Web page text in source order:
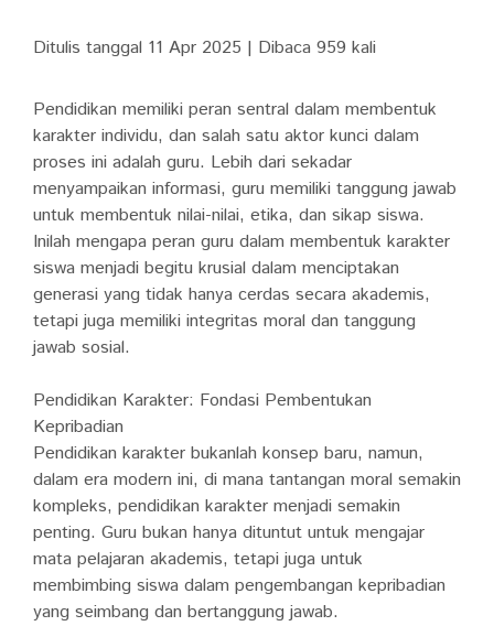
Ditulis tanggal 11 Apr 2025 | Dibaca 959 kali
Pendidikan memiliki peran sentral dalam membentuk
karakter individu, dan salah satu aktor kunci dalam
proses ini adalah guru. Lebih dari sekadar
menyampaikan informasi, guru memiliki tanggung jawab
untuk membentuk nilai-nilai, etika, dan sikap siswa.
Inilah mengapa peran guru dalam membentuk karakter
siswa menjadi begitu krusial dalam menciptakan
generasi yang tidak hanya cerdas secara akademis,
tetapi juga memiliki integritas moral dan tanggung
jawab sosial.
Pendidikan Karakter: Fondasi Pembentukan
Kepribadian
Pendidikan karakter bukanlah konsep baru, namun,
dalam era modern ini, di mana tantangan moral semakin
kompleks, pendidikan karakter menjadi semakin
penting. Guru bukan hanya dituntut untuk mengajar
mata pelajaran akademis, tetapi juga untuk
membimbing siswa dalam pengembangan kepribadian
yang seimbang dan bertanggung jawab.